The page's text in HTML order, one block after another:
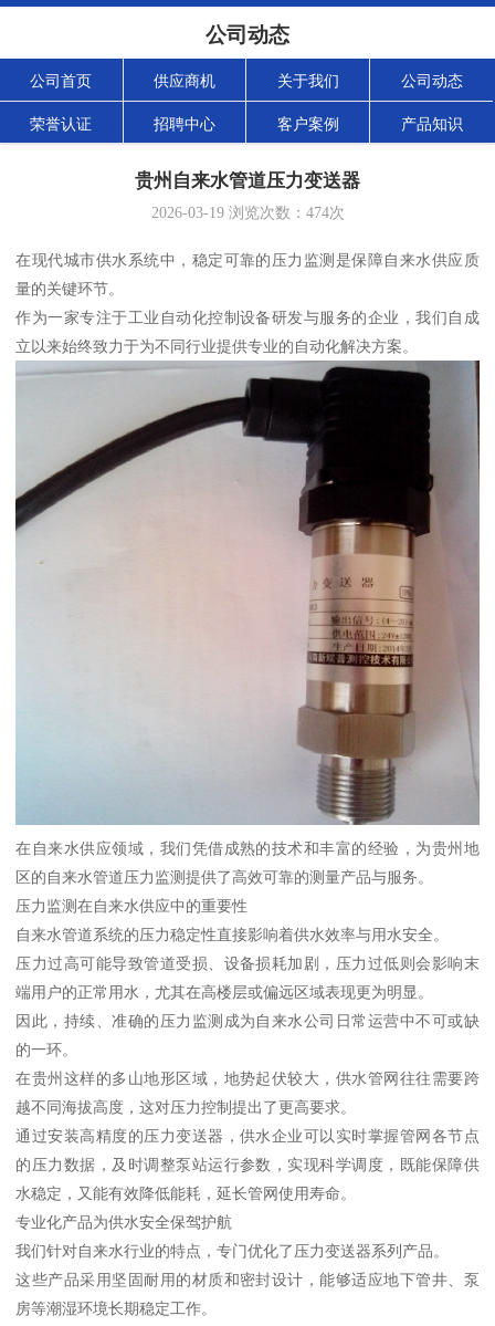
公司动态
公司首页 供应商机 关于我们 公司动态
荣誉认证 招聘中心 客户案例 产品知识
贵州自来水管道压力变送器
2026-03-19浏览次数： 474次
在现代城市供水系统中，稳定可靠的压力监测是保障自来水供应质
量的关键环节。
作为一家专注于工业自动化控制设备研发与服务的企业，我们自成
立以来始终致力于为不同行业提供专业的自动化解决方案。
在自来水供应领域，我们凭借成熟的技术和丰富的经验，为贵州地
区的自来水管道压力监测提供了高效可靠的测量产品与服务。
压力监测在自来水供应中的重要性
自来水管道系统的压力稳定性直接影响着供水效率与用水安全。
压力过高可能导致管道受损、设备损耗加剧，压力过低则会影响末
端用户的正常用水，尤其在高楼层或偏远区域表现更为明显。
因此，持续、准确的压力监测成为自来水公司日常运营中不可或缺
的一环。
在贵州这样的多山地形区域，地势起伏较大，供水管网往往需要跨
越不同海拔高度，这对压力控制提出了更高要求。
通过安装高精度的压力变送器，供水企业可以实时掌握管网各节点
的压力数据，及时调整泵站运行参数，实现科学调度，既能保障供
水稳定，又能有效降低能耗，延长管网使用寿命。
专业化产品为供水安全保驾护航
我们针对自来水行业的特点，专门优化了压力变送器系列产品。
这些产品采用坚固耐用的材质和密封设计，能够适应地下管井、泵
房等潮湿环境长期稳定工作。